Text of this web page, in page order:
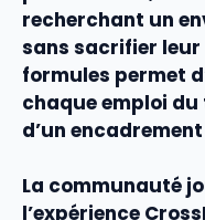
recherchant un
sans sacrifier
formules permet
chaque emploi
d’un encadrement
La communauté
l’expérience